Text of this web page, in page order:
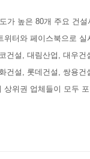
가 높은 80개 주요 건
위터와 페이스북으로
건설, 대림산업, 대우건
건설, 롯데건설, 쌍용건
상위권 업체들이 모두